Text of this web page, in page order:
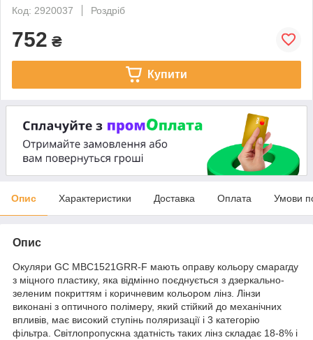
Код: 2920037
Роздріб
752 ₴
Купити
Опис Характеристики Доставка Оплата Умови
Опис
Окуляри GC MBC1521GRR-F мають оправу кольору смарагду
з міцного пластику, яка відмінно поєднується з дзеркально-
зеленим покриттям і коричневим кольором лінз. Лінзи
виконані з оптичного полімеру, який стійкий до механічних
впливів, має високий ступінь поляризації і 3 категорію
фільтра. Світлопропускна здатність таких лінз складає 18-8% і